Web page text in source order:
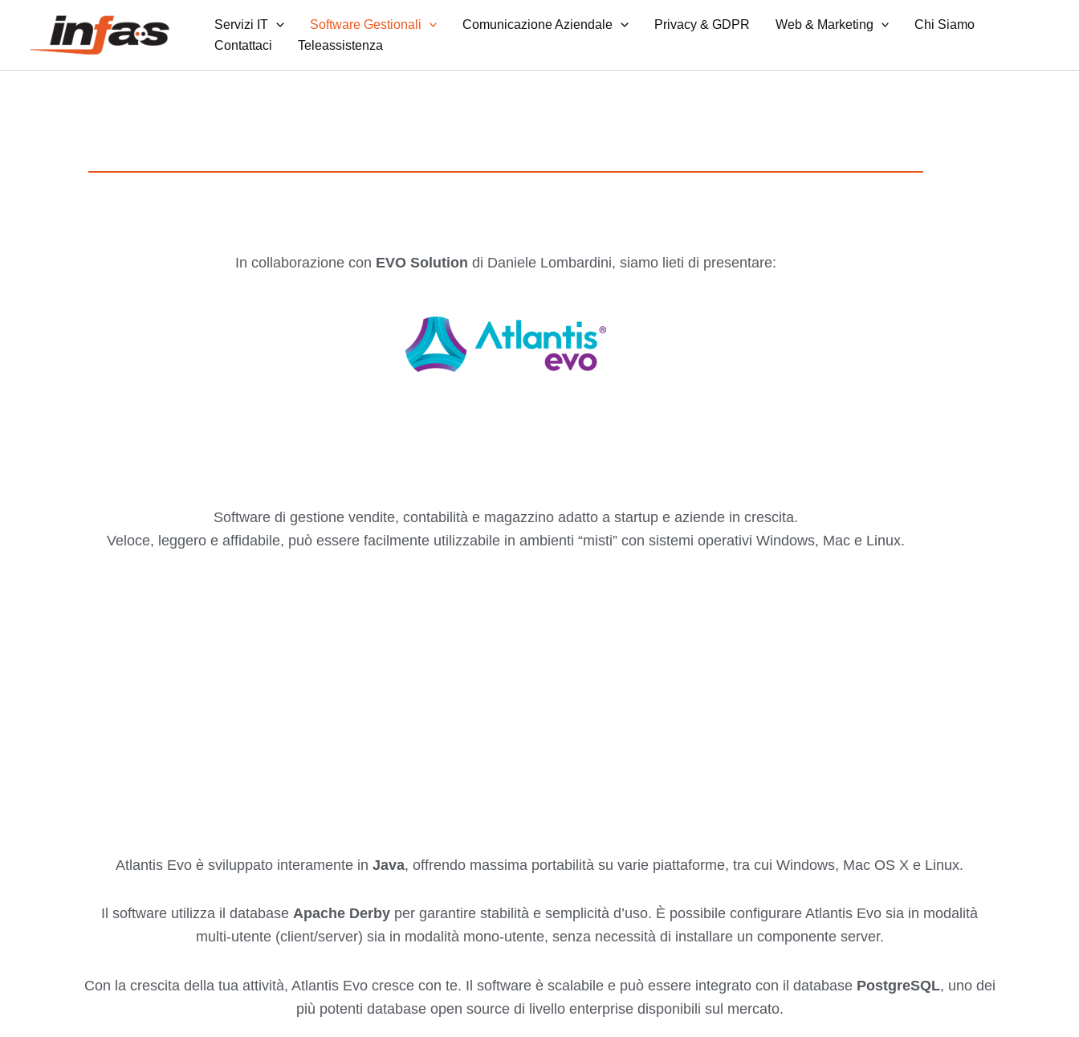
contenuto
Servizi IT Software Gestionali Comunicazione Aziendale Privacy & GDPR Web & Marketing
Chi Siamo
Contattaci
Teleassistenza
In collaborazione con EVO Solution di Daniele Lombardini, siamo lieti di presentare:
Software di gestione vendite, contabilità e magazzino adatto a startup e aziende in crescita.
Veloce, leggero e affidabile, può essere facilmente utilizzabile in ambienti “misti” con sistemi operativi Windows, Mac e Linux.
Atlantis Evo è sviluppato interamente in Java, offrendo massima portabilità su varie piattaforme, tra cui Windows, Mac OS X e Linux.
Il software utilizza il database Apache Derby per garantire stabilità e semplicità d’uso. È possibile configurare Atlantis Evo sia in modalità
multi-utente (client/server) sia in modalità mono-utente, senza necessità di installare un componente server.
Con la crescita della tua attività, Atlantis Evo cresce con te. Il software è scalabile e può essere integrato con il database PostgreSQL, uno dei
più potenti database open source di livello enterprise disponibili sul mercato.